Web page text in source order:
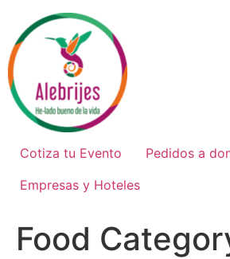
contenido
Cotiza tu Evento
Pedidos a
Empresas y Hoteles
Food